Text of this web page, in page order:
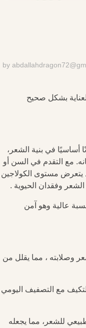
by
بشكل صحيح
أساسيًا في بنية الشعر،
مع التقدم في السن أو
يتعرض مستوى الكولاجين
وفقدان الحيوية .
عالية وهو آمن
وصلابته ، مما يقلل من
مع التصفيف اليومي
للشعر، مما يجعله